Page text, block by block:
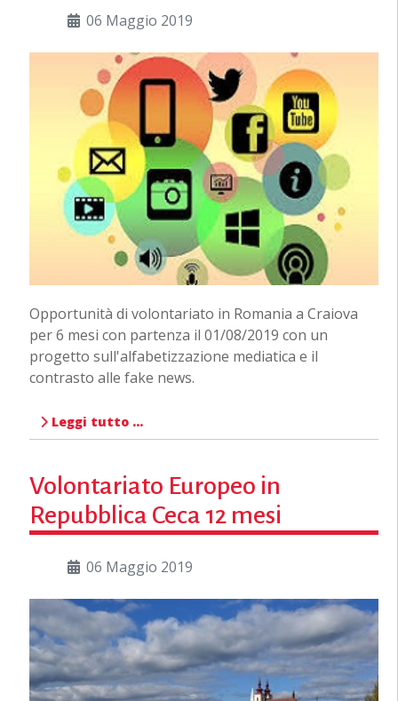
06 Maggio 2019
Opportunità di volontariato in Romania a Craiova
per 6 mesi con partenza il 01/08/2019 con un
progetto sull'alfabetizzazione mediatica e il
contrasto alle fake news.
Leggi tutto …
Volontariato Europeo in
Repubblica Ceca 12 mesi
06 Maggio 2019